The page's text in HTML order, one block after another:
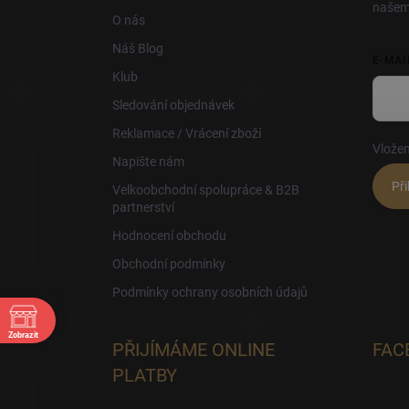
O nás
Náš Blog
Klub
Sledování objednávek
Reklamace / Vrácení zboží
Napište nám
Velkoobchodní spolupráce & B2B
partnerství
Hodnocení obchodu
Obchodní podmínky
Podmínky ochrany osobních údajů
PŘIJÍMÁME ONLINE
PLATBY
Zobrazit